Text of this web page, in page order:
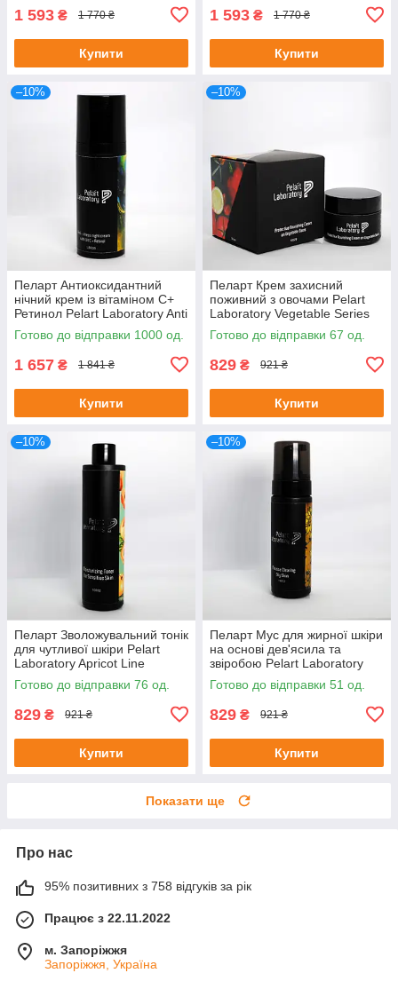
1 593 ₴ 1 770 ₴
Купити
1 593 ₴ 1 770 ₴
Купити
–10%
Пеларт Антиоксидантний
нічний крем із вітаміном C+
Ретинол Pelart Laboratory Anti
— Stress Night Cream With Vit
Готово до відправки 1000 од.
1 657 ₴ 1 841 ₴
Купити
–10%
Пеларт Крем захисний
поживний з овочами Pelart
Laboratory Vegetable Series
Protective Nourishing Cream
50 м
Готово до відправки 67 од.
829 ₴ 921 ₴
Купити
–10%
Пеларт Зволожувальний тонік
для чутливої шкіри Pelart
Laboratory Apricot Line
Moisturizing Toner, 250 мл
Готово до відправки 76 од.
829 ₴ 921 ₴
Купити
–10%
Пеларт Мус для жирної шкіри
на основі дев'ясила та
звіробою Pelart Laboratory
Inula Line Mousse, 180 мл
Готово до відправки 51 од.
829 ₴ 921 ₴
Купити
Показати ще
Про нас
95% позитивних з 758 відгуків за рік
Працює з 22.11.2022
м. Запоріжжя
Запоріжжя, Україна